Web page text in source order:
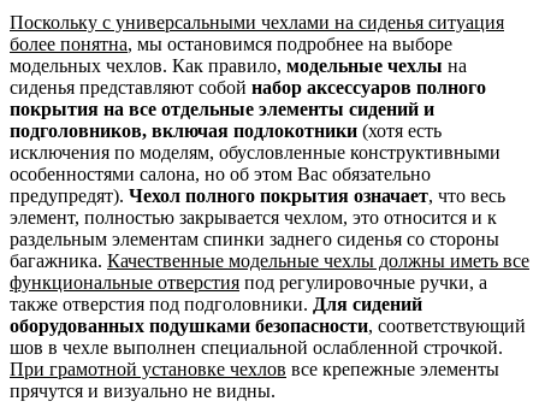
Поскольку с универсальными чехлами на сиденья ситуация
более понятна, мы остановимся подробнее на выборе
модельных чехлов. Как правило, модельные чехлы на
сиденья представляют собой набор аксессуаров полного
покрытия на все отдельные элементы сидений и
подголовников, включая подлокотники (хотя есть
исключения по моделям, обусловленные конструктивными
особенностями салона, но об этом Вас обязательно
предупредят). Чехол полного покрытия означает, что весь
элемент, полностью закрывается чехлом, это относится и к
раздельным элементам спинки заднего сиденья со стороны
багажника. Качественные модельные чехлы должны иметь все
функциональные отверстия под регулировочные ручки, а
также отверстия под подголовники. Для сидений
оборудованных подушками безопасности, соответствующий
шов в чехле выполнен специальной ослабленной строчкой.
При грамотной установке чехлов все крепежные элементы
прячутся и визуально не видны.